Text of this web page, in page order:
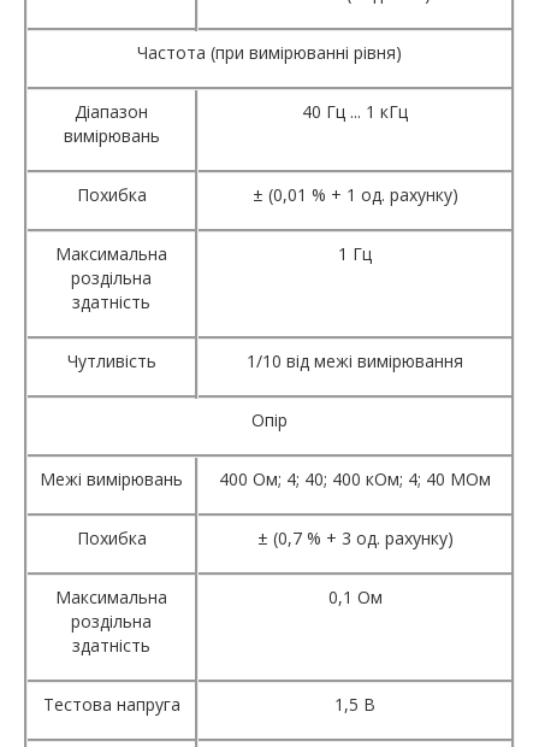
Частота (при вимірюванні рівня)
Діапазон
вимірювань
40 Гц ... 1 кГц
Похибка ± (0,01 % + 1 од. рахунку)
Максимальна
роздільна
здатність
1 Гц
Чутливість 1/10 від межі вимірювання
Опір
Межі вимірювань 400 Ом; 4; 40; 400 кОм; 4; 40 МОм
Похибка ± (0,7 % + 3 од. рахунку)
Максимальна
роздільна
здатність
0,1 Ом
Тестова напруга 1,5 В